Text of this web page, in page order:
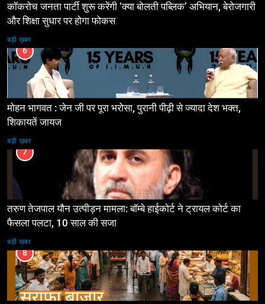
कॉकरोच जनता पार्टी शुरू करेंगी ‘क्या बोलती पब्लिक’ अभियान, बेरोजगारी
और शिक्षा सुधार पर होगा फोकस
बड़ी ख़बर
6
मोहन भागवत : जेन जी पर पूरा भरोसा, पुरानी पीढ़ी से ज्यादा देश भक्त,
शिकायतें जायज
बड़ी ख़बर
7
तरुण तेजपाल यौन उत्पीड़न मामला: बॉम्बे हाईकोर्ट ने ट्रायल कोर्ट का
फैसला पलटा, 10 साल की सजा
बड़ी ख़बर
8